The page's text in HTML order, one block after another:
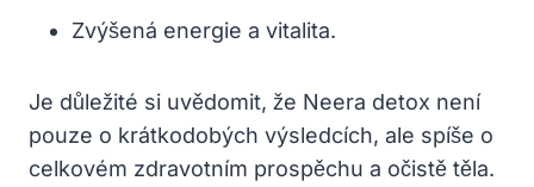
Zvýšená energie a vitalita.
Je důležité si uvědomit, že Neera detox není
pouze o krátkodobých výsledcích, ale spíše o
celkovém zdravotním prospěchu a očistě těla.